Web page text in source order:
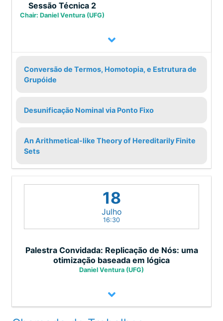
Sessão Técnica 2
Chair: Daniel Ventura (UFG)
Conversão de Termos, Homotopia, e Estrutura de
Grupóide
Desunificação Nominal via Ponto Fixo
An Arithmetical-like Theory of Hereditarily Finite
Sets
Palestra Convidada: Replicação de Nós: uma
otimização baseada em lógica
Daniel Ventura (UFG)
18
Julho
16:30